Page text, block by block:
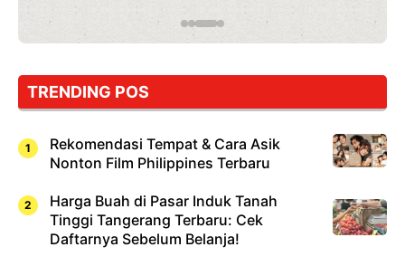
TRENDING POS
Rekomendasi Tempat & Cara Asik
Nonton Film Philippines Terbaru
Harga Buah di Pasar Induk Tanah
Tinggi Tangerang Terbaru: Cek
Daftarnya Sebelum Belanja!